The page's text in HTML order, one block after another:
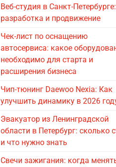
Веб-студия в Санкт-Петербурге:
разработка и продвижение
Чек-лист по оснащению
автосервиса: какое
необходимо для старта и
расширения бизнеса
Чип-тюнинг Daewoo Nexia: Как
улучшить динамику в 2026
Эвакуатор из Ленинградской
области в Петербург: сколько
и что нужно знать
Свечи зажигания: когда